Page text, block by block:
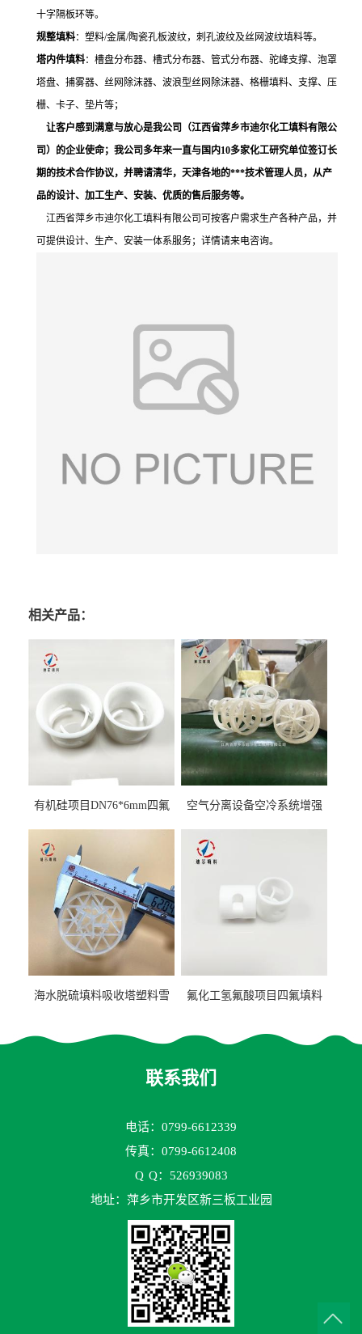
十字隔板环等。
规整填料：塑料/金属/陶瓷孔板波纹，刺孔波纹及丝网波纹填料等。
塔内件填料：槽盘分布器、槽式分布器、管式分布器、驼峰支撑、泡罩
塔盘、捕雾器、丝网除沫器、波浪型丝网除沫器、格栅填料、支撑、压
栅、卡子、垫片等；
让客户感到满意与放心是我公司（江西省萍乡市迪尔化工填料有限公
司）的企业使命；我公司多年来一直与国内 10多家化工研究单位签订长
期的技术合作协议，并聘请清华，天津各地的***技术管理人员，从产
品的设计、加工生产、安装、优质的售后服务等。
江西省萍乡市迪尔化工填料有限公司可按客户需求生产各种产品，并
可提供设计、生产、安装一体系服务；详情请来电咨询。
相关产品：
有机硅项目DN76*6mm四氟
空气分离设备空冷系统增强
海水脱硫填料吸收塔塑料雪
氟化工氢氟酸项目四氟填料
蚀
联系我们
电话：0799-6612339
传真：0799-6612408
Q Q：526939083
地址：萍乡市开发区新三板工业园